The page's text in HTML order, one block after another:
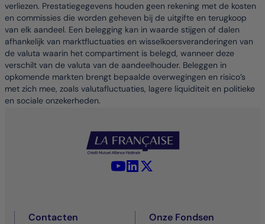
verliezen. Prestatiegegevens houden geen rekening met de kosten
en commissies die worden geheven bij de uitgifte en terugkoop
van elk aandeel. Een belegging kan in waarde stijgen of dalen
afhankelijk van marktfluctuaties en wisselkoersveranderingen van
de valuta waarin het compartiment is belegd, wanneer deze
verschilt van de valuta van de aandeelhouder. Beleggen in
opkomende markten brengt bepaalde overwegingen en risico’s
met zich mee, zoals valutafluctuaties, lagere liquiditeit en politieke
en sociale onzekerheden.
YouTube - La Française
LinkedIn - La Française
Contacten Onze Fondsen